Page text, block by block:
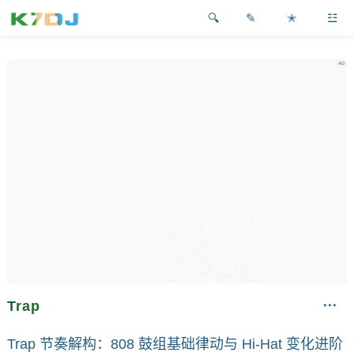
✎ ✭ ☳
Trap
Trap 节奏解构：808 鼓组基础律动与 Hi-Hat 变化进阶